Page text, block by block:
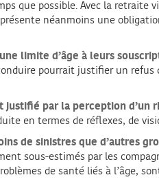
que possible. Avec la
néanmoins une
limite d’âge à leurs
pourrait justifier un refus
justifié par la perception d’un
en termes de réflexes, de
de sinistres que d’autres
sous-estimés par les
de santé liés à l’âge,